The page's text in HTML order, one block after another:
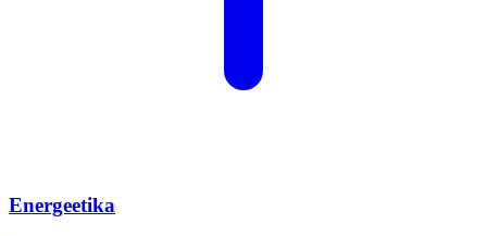
Energeetika